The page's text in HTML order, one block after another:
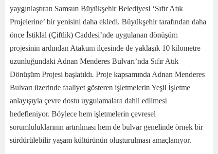
yaygınlaştıran Samsun Büyükşehir Belediyesi ‘Sıfır Atık
Projelerine’ bir yenisini daha ekledi. Büyükşehir tarafından daha
önce İstiklal (Çiftlik) Caddesi’nde uygulanan dönüşüm
projesinin ardından Atakum ilçesinde de yaklaşık 10 kilometre
uzunluğundaki Adnan Menderes Bulvarı’nda Sıfır Atık
Dönüşüm Projesi başlatıldı. Proje kapsamında Adnan Menderes
Bulvarı üzerinde faaliyet gösteren işletmelerin Yeşil İşletme
anlayışıyla çevre dostu uygulamalara dahil edilmesi
hedefleniyor. Böylece hem işletmelerin çevresel
sorumluluklarının artırılması hem de bulvar genelinde örnek bir
sürdürülebilir yaşam kültürünün oluşturulması amaçlanıyor.